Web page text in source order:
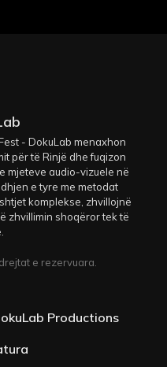
- DokuLab menaxhon
për të Rinjë dhe fuqizon
mjeteve audio-vizuele në
e tyre me metodat
komplekse, zhvillojnë
zhvillimin shoqëror tek të
e rezervuara.
Productions